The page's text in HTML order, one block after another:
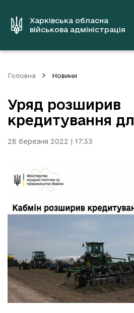
вмістуХарківська обласна
військова адміністрація
Головна Новини
Уряд розширив
кредитування
28 березня 2022 | 17:33